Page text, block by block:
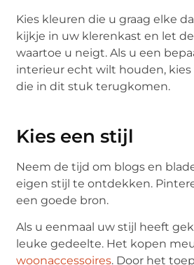
Kies kleuren die u graag elke
kijkje in uw klerenkast en let
waartoe u neigt. Als u een
interieur echt wilt houden,
die in dit stuk terugkomen.
Kies een stijl
Neem de tijd om blogs en
eigen stijl te ontdekken.
een goede bron.
Als u eenmaal uw stijl heeft
leuke gedeelte. Het kopen
woonaccessoires. Door het